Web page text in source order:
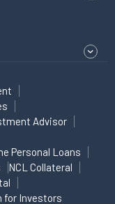
Advisor
Personal Loans
NCL Collateral
for Investors